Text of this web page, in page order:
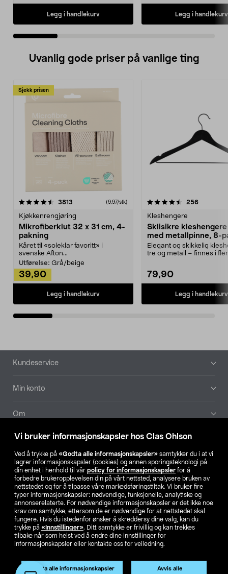
Vi bruker informasjonskapsler hos Clas Ohlson
Ved å trykke på «Godta alle informasjonskapsler» samtykker du i at vi
lagrer informasjonskapsler (cookies) og annen sporingsteknologi på
din enhet i henhold til vår policy for informasjonskapsler for å
forbedre brukeropplevelsen din på vårt nettsted, analysere bruken av
nettstedet og for å tilpasse våre markedsføringstiltak. Vi bruker fire
typer informasjonskapsler: nødvendige, funksjonelle, analytiske og
annonserelaterte. For nødvendige informasjonskapsler er det ikke noe
krav om samtykke, ettersom de er nødvendige for at nettstedet skal
fungere. Hvis du istedenfor ønsker å skreddersy dine valg, kan du
trykke på «Innstillinger». Ditt samtykke er frivillig og kan trekkes
tilbake når som helst ved å endre dine innstillinger for
informasjonskapsler eller kontakte oss for veiledning.
Godta alle informasjonskapsler Avvis alle
Legg i handlekurv Legg i handlekurv
Uvanlig gode priser på vanlige ting
Sjekk prisen
3813 anmeldelser(9,97/stk)
Kjøkkenrengjøring
Mikrofiberklut 32 x 31 cm, 4-
pakning
Kåret til «soleklar favoritt» i
svenske Afton...
Utførelse: Grå/beige
39,90
Legg i handlekurv
4.5av 5 stjerner 256
Kleshengere
Sklisikre
med metallpinne, 8-
Elegant og skikkelig
tre og metall – finnes i
79,90
Legg i handlekurv
4.5av 5 stjerner
Bunntekst
Kundeservice
Min konto
Om
Aktuelt
Våre selskaper
Finn din butikk
SE NO FI